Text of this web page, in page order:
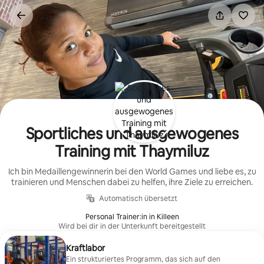
Zu
Inhalten
springen
Sportliches und ausgewogenes
Training mit Thaymiluz
Ich bin Medaillengewinnerin bei den World Games und liebe es, zu
trainieren und Menschen dabei zu helfen, ihre Ziele zu erreichen.
Automatisch übersetzt
Personal Trainer:in in Killeen
Wird bei dir in der Unterkunft bereitgestellt
Kraftlabor
Ein strukturiertes Programm, das sich auf den